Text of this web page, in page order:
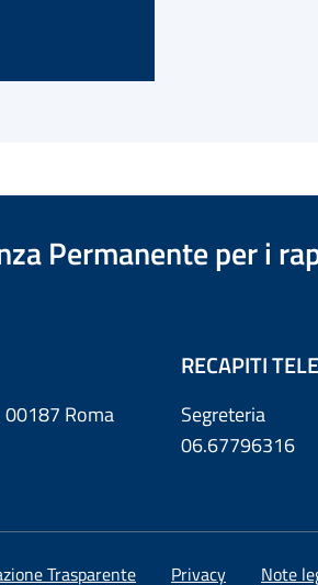
Permanente per i
00187 Roma
RECAPITI
Segreteria
06.67796316
Trasparente Privacy Note